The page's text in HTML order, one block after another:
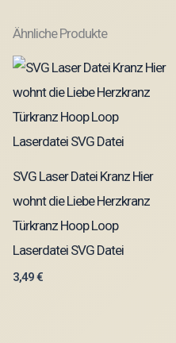
Ähnliche Produkte
SVG Laser Datei Kranz Hier
wohnt die Liebe Herzkranz
Türkranz Hoop Loop
Laserdatei SVG Datei
3,49€